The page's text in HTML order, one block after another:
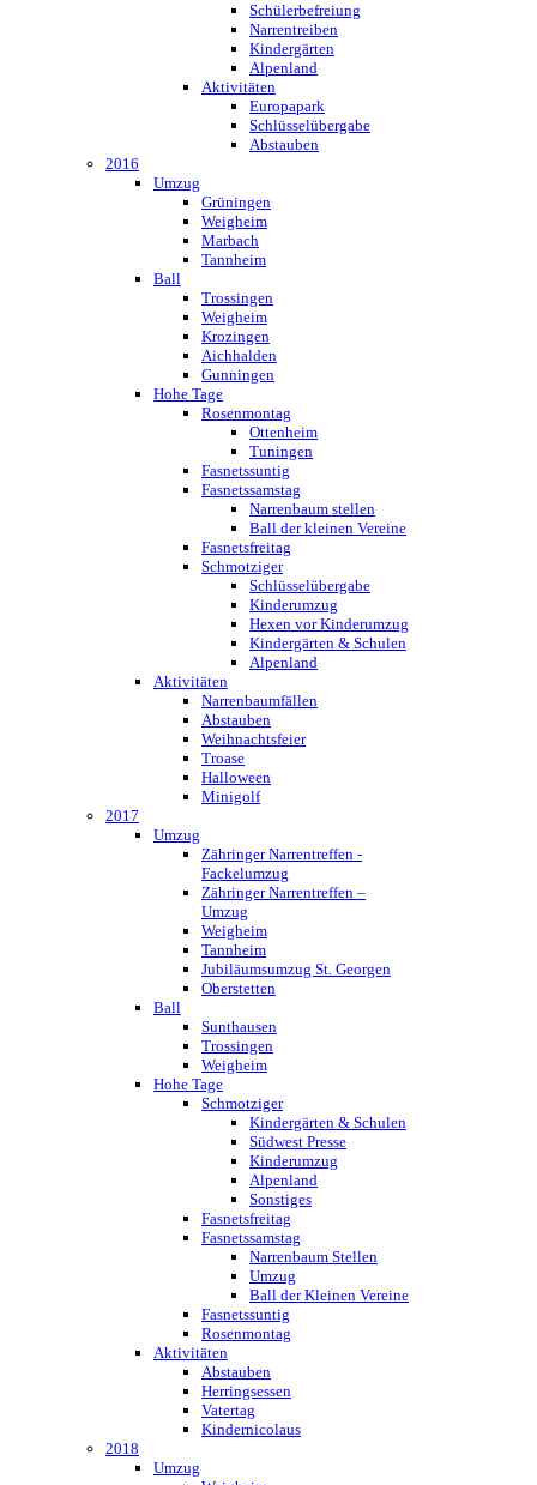
Schülerbefreiung
Narrentreiben
Kindergärten
Alpenland
Aktivitäten
Europapark
Schlüsselübergabe
Abstauben
2016
Umzug
Grüningen
Weigheim
Marbach
Tannheim
Ball
Trossingen
Weigheim
Krozingen
Aichhalden
Gunningen
Hohe Tage
Rosenmontag
Ottenheim
Tuningen
Fasnetssuntig
Fasnetssamstag
Narrenbaum stellen
Ball der kleinen Vereine
Fasnetsfreitag
Schmotziger
Schlüsselübergabe
Kinderumzug
Hexen vor Kinderumzug
Kindergärten & Schulen
Alpenland
Aktivitäten
Narrenbaumfällen
Abstauben
Weihnachtsfeier
Troase
Halloween
Minigolf
2017
Umzug
Zähringer Narrentreffen -
Fackelumzug
Zähringer Narrentreffen –
Umzug
Weigheim
Tannheim
Jubiläumsumzug St. Georgen
Oberstetten
Ball
Sunthausen
Trossingen
Weigheim
Hohe Tage
Schmotziger
Kindergärten & Schulen
Südwest Presse
Kinderumzug
Alpenland
Sonstiges
Fasnetsfreitag
Fasnetssamstag
Narrenbaum Stellen
Umzug
Ball der Kleinen Vereine
Fasnetssuntig
Rosenmontag
Aktivitäten
Abstauben
Herringsessen
Vatertag
Kindernicolaus
2018
Umzug